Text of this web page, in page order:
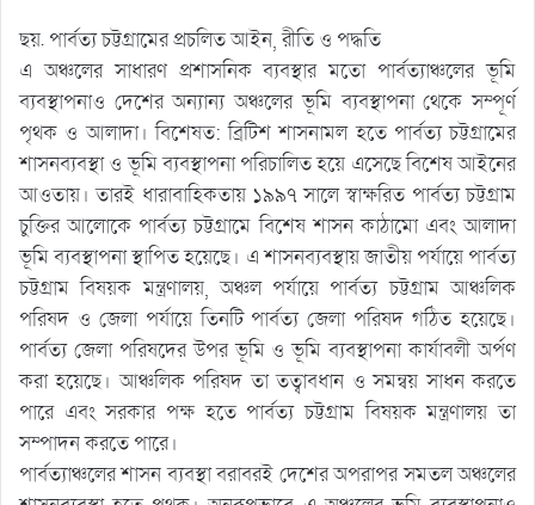
ছয়. পার্বত্য চট্টগ্রামের প্রচলিত আইন, রীতি ও পদ্ধতি
এ অঞ্চলের সাধারণ প্রশাসনিক ব্যবস্থার মতো পার্বত্যাঞ্চলের ভূমি
ব্যবস্থাপনাও দেশের অন্যান্য অঞ্চলের ভূমি ব্যবস্থাপনা থেকে সম্পূর্ণ
পৃথক ও আলাদা। বিশেষত: ব্রিটিশ শাসনামল হতে পার্বত্য চট্টগ্রামের
শাসনব্যবস্থা ও ভূমি ব্যবস্থাপনা পরিচালিত হয়ে এসেছে বিশেষ আইনের
আওতায়। তারই ধারাবাহিকতায় ১৯৯৭ সালে স্বাক্ষরিত পার্বত্য চট্টগ্রাম
চুক্তির আলোকে পার্বত্য চট্টগ্রামে বিশেষ শাসন কাঠামো এবং আলাদা
ভূমি ব্যবস্থাপনা স্থাপিত হয়েছে। এ শাসনব্যবস্থায় জাতীয় পর্যায়ে পার্বত্য
চট্টগ্রাম বিষয়ক মন্ত্রণালয়, অঞ্চল পর্যায়ে পার্বত্য চট্টগ্রাম আঞ্চলিক
পরিষদ ও জেলা পর্যায়ে তিনটি পার্বত্য জেলা পরিষদ গঠিত হয়েছে।
পার্বত্য জেলা পরিষদের উপর ভূমি ও ভূমি ব্যবস্থাপনা কার্যাবলী অর্পণ
করা হয়েছে। আঞ্চলিক পরিষদ তা তত্বাবধান ও সমন্বয় সাধন করতে
পারে এবং সরকার পক্ষ হতে পার্বত্য চট্টগ্রাম বিষয়ক মন্ত্রণালয় তা
সম্পাদন করতে পারে।
পার্বত্যাঞ্চলের শাসন ব্যবস্থা বরাবরই দেশের অপরাপর সমতল অঞ্চলের